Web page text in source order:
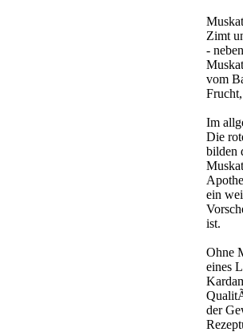
Zimt
-
vom
Im
Die
bilden
ein
ist.
Ohne
eines
der